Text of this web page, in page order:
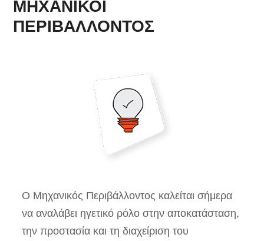
ΜΗΧΑΝΙΚΟΙ
ΠΕΡΙΒΑΛΛΟΝΤΟΣ
Ο Μηχανικός Περιβάλλοντος καλείται σήμερα
να αναλάβει ηγετικό ρόλο στην αποκατάσταση,
την προστασία και τη διαχείριση του